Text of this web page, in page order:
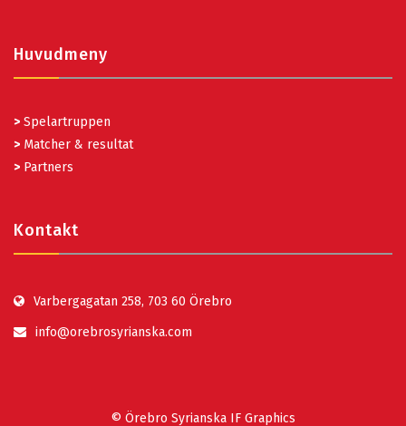
Huvudmeny
> Spelartruppen
> Matcher & resultat
> Partners
Kontakt
Varbergagatan 258, 703 60 Örebro
info@orebrosyrianska.com
© Örebro Syrianska IF Graphics